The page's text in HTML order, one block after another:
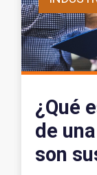
¿Qué
de
son